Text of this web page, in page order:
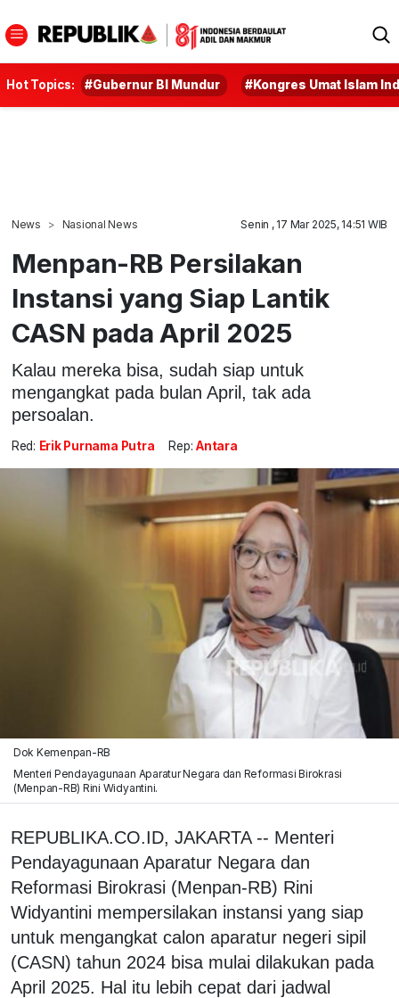
Hot Topics: #Gubernur BI Mundur #Kongres Umat Islam
News Nasional News Senin , 17 Mar 2025, 14:51 WIB
Menpan-RB Persilakan
Instansi yang Siap Lantik
CASN pada April 2025
Kalau mereka bisa, sudah siap untuk
mengangkat pada bulan April, tak ada
persoalan.
Red: Erik Purnama Putra Rep: Antara
Dok Kemenpan-RB
Menteri Pendayagunaan Aparatur Negara dan Reformasi Birokrasi
(Menpan-RB) Rini Widyantini.
REPUBLIKA.CO.ID, JAKARTA -- Menteri
Pendayagunaan Aparatur Negara dan
Reformasi Birokrasi (Menpan-RB) Rini
Widyantini mempersilakan instansi yang siap
untuk mengangkat calon aparatur negeri sipil
(CASN) tahun 2024 bisa mulai dilakukan pada
April 2025. Hal itu lebih cepat dari jadwal